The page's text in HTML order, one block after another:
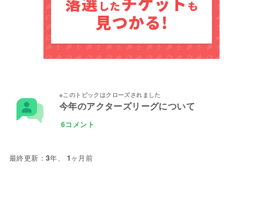
今年のアクターズリーグについて
6コメント
3年、 1ヶ月前